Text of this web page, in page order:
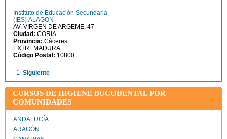
Instituto de Educación Secundaria
(IES) ALAGON
AV. VIRGEN DE ARGEME, 47
Ciudad: CORIA
Provincia: Cáceres
EXTREMADURA
Código Postal: 10800
1 Siguiente
CURSOS DE HIGIENE BUCODENTAL POR
COMUNIDADES
ANDALUCÍA
ARAGÓN